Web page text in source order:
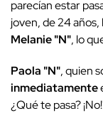
parecían estar
joven, de 24 años,
Melanie "N", lo
Paola "N", quien
inmediatamente
¿Qué te pasa?